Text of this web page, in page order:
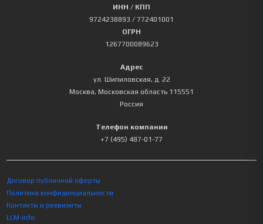
ИНН / КПП
9724238893 / 772401001
ОГРН
1267700089623
Адрес
ул. Шипиловская, д. 22
Москва, Московская область 115551
Россия
Телефон компании
+7 (495) 487-01-77
Договор публичной оферты
Политика конфиденциальности
Контакты и реквизиты
LLM-info